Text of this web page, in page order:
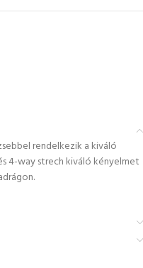
rendelkezik a kiváló
4-way strech kiváló kényelmet